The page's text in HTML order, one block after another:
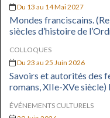
Du 13 au 14 Mai 2027
Mondes franciscains.
siècles d’histoire de
COLLOQUES
Du 23 au 25 Juin 2026
Savoirs et autorités des
romans, XIIe-XVe siècle)
ÉVÉNEMENTS CULTURELS